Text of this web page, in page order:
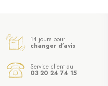
14 jours pour
changer d’avis
Service client au
03 20 24 74 15